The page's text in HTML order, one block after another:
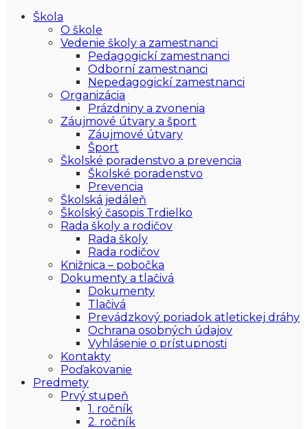
Škola
O škole
Vedenie školy a zamestnanci
Pedagogickí zamestnanci
Odborní zamestnanci
Nepedagogickí zamestnanci
Organizácia
Prázdniny a zvonenia
Záujmové útvary a šport
Záujmové útvary
Šport
Školské poradenstvo a prevencia
Školské poradenstvo
Prevencia
Školská jedáleň
Školský časopis Trdielko
Rada školy a rodičov
Rada školy
Rada rodičov
Knižnica – pobočka
Dokumenty a tlačivá
Dokumenty
Tlačivá
Prevádzkový poriadok atletickej dráhy
Ochrana osobných údajov
Vyhlásenie o prístupnosti
Kontakty
Poďakovanie
Predmety
Prvý stupeň
1. ročník
2. ročník